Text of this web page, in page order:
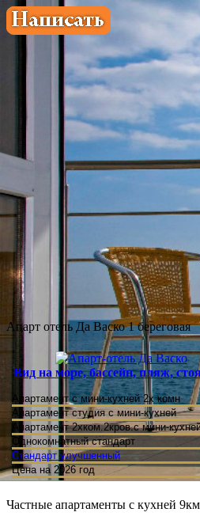
Апарт отель Да Васко 1 береговая
Вид на море, бассейн, пляж,
Апартамент с мини-кухней 2х комн
Апартамент студияс мини-кухней
Апартамент 2хком.2кров.с мини-
Однокомнатный стандарт
Стандарт улучшенный
Цена на 2026 год
Частные апартаменты с кухней 9км